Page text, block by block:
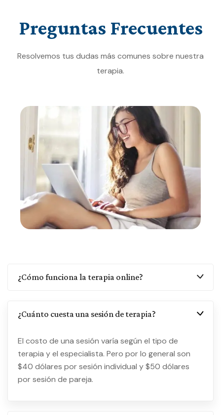
Preguntas Frecuentes
Resolvemos tus dudas más comunes sobre nuestra
terapia.
¿Cómo funciona la terapia online?
¿Cuánto cuesta una sesión de terapia?
El costo de una sesión varía según el tipo de
terapia y el especialista. Pero por lo general son
$40 dólares por sesión individual y $50 dólares
por sesión de pareja.